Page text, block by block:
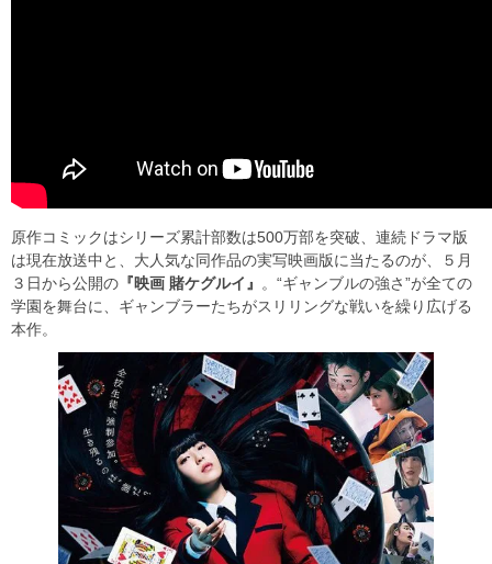
原作コミックはシリーズ累計部数は500万部を突破、連続ドラマ版
は現在放送中と、大人気な同作品の実写映画版に当たるのが、５月
３日から公開の 『映画 賭ケグルイ』
。“ギャンブルの強さ”が全ての
学園を舞台に、ギャンブラーたちがスリリングな戦いを繰り広げる
本作。